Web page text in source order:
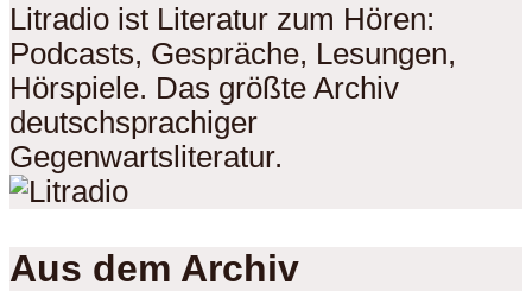
Litradio ist Literatur zum Hören:
Podcasts, Gespräche, Lesungen,
Hörspiele. Das größte Archiv
deutschsprachiger
Gegenwartsliteratur.
Aus dem Archiv